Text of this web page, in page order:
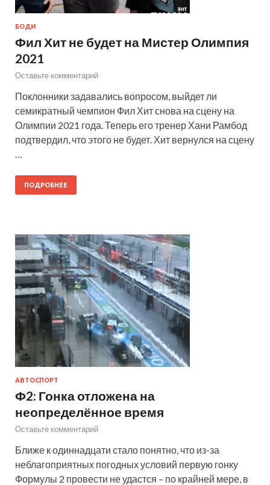
БОДИ
Фил Хит не будет на Мистер Олимпия
2021
Оставьте комментарий
Поклонники задавались вопросом, выйдет ли
семикратный чемпион Фил Хит снова на сцену на
Олимпии 2021 года. Теперь его тренер Хани Рамбод
подтвердил, что этого не будет. Хит вернулся на сцену
ПОДРОБНЕЕ
АВТОСПОРТ
Ф2: Гонка отложена на
неопределённое время
Оставьте комментарий
Ближе к одиннадцати стало понятно, что из-за
неблагоприятных погодных условий первую гонку
Формулы 2 провести не удастся – по крайней мере, в